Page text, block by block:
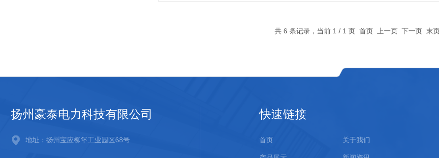
共 6 条记录，当前 1 / 1 页 首页 上一页 下一页 末
扬州豪泰电力科技有限公司
地址：扬州宝应柳堡工业园区68号
快速链接
首页 关于我们